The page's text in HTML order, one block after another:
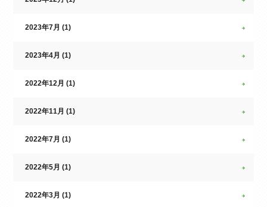
2023年7月 (1)
2023年4月 (1)
2022年12月 (1)
2022年11月 (1)
2022年7月 (1)
2022年5月 (1)
2022年3月 (1)